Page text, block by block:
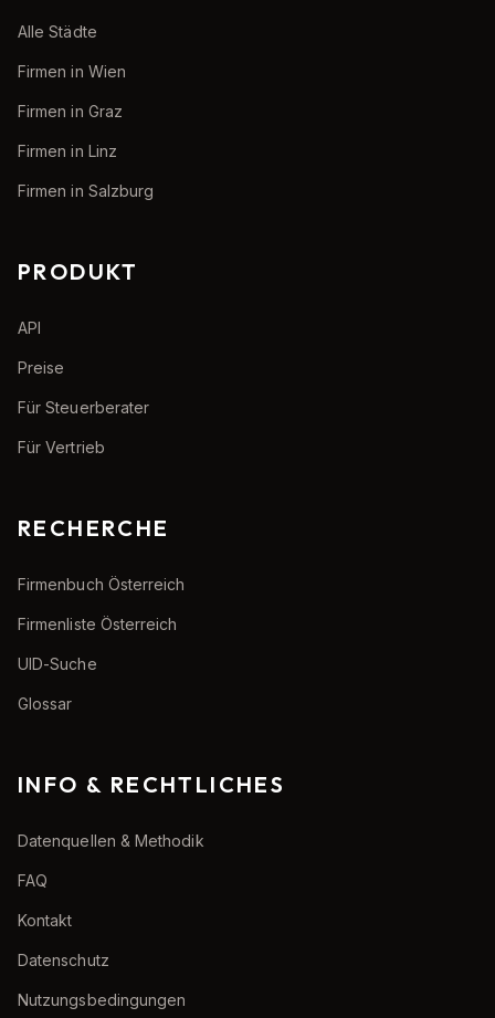
Alle Städte
Firmen in Wien
Firmen in Graz
Firmen in Linz
Firmen in Salzburg
PRODUKT
API
Preise
Für Steuerberater
Für Vertrieb
RECHERCHE
Firmenbuch Österreich
Firmenliste Österreich
UID-Suche
Glossar
INFO & RECHTLICHES
Datenquellen & Methodik
FAQ
Kontakt
Datenschutz
Nutzungsbedingungen